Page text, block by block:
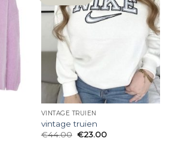
VINTAGE TRUIEN
vintage truien
€44.00 €23.00